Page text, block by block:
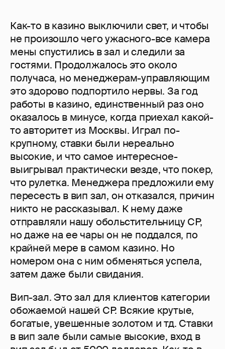
Как-то в казино выключили свет, и чтобы
не произошло чего ужасного-все камера
мены спустились в зал и следили за
гостями. Продолжалось это около
получаса, но менеджерам-управляющим
это здорово подпортило нервы. За год
работы в казино, единственный раз оно
оказалось в минусе, когда приехал какой-
то авторитет из Москвы. Играл по-
крупному, ставки были нереально
высокие, и что самое интересное-
выигрывал практически везде, что покер,
что рулетка. Менеджера предложили ему
пересесть в вип зал, он отказался, причин
никто не рассказывал. К нему даже
отправляли нашу обольстительницу СР,
но даже на ее чары он не поддался, по
крайней мере в самом казино. Но
номером она с ним обменяться успела,
затем даже были свидания.
Вип-зал. Это зал для клиентов категории
обожаемой нашей СР. Всякие крутые,
богатые, увешенные золотом и тд. Ставки
в вип зале были самые высокие, вход в